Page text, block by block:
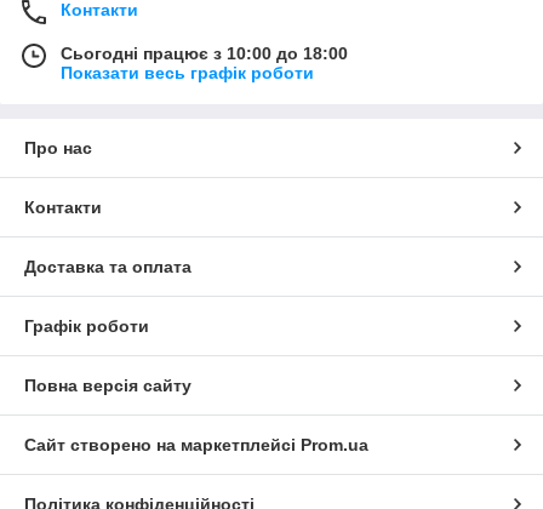
Контакти
Сьогодні працює з 10:00 до 18:00
Показати весь графік роботи
Про нас
Контакти
Доставка та оплата
Графік роботи
Повна версія сайту
Сайт створено на маркетплейсі Prom.ua
Політика конфіденційності